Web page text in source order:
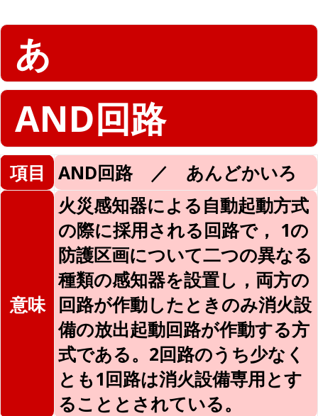
あ
AND回路
項目 AND回路 ／ あんどかいろ
意味
火災感知器による自動起動方式
の際に採用される回路で， 1の
防護区画について二つの異なる
種類の感知器を設置し，両方の
回路が作動したときのみ消火設
備の放出起動回路が作動する方
式である。2回路のうち少なく
とも1回路は消火設備専用とす
ることとされている。